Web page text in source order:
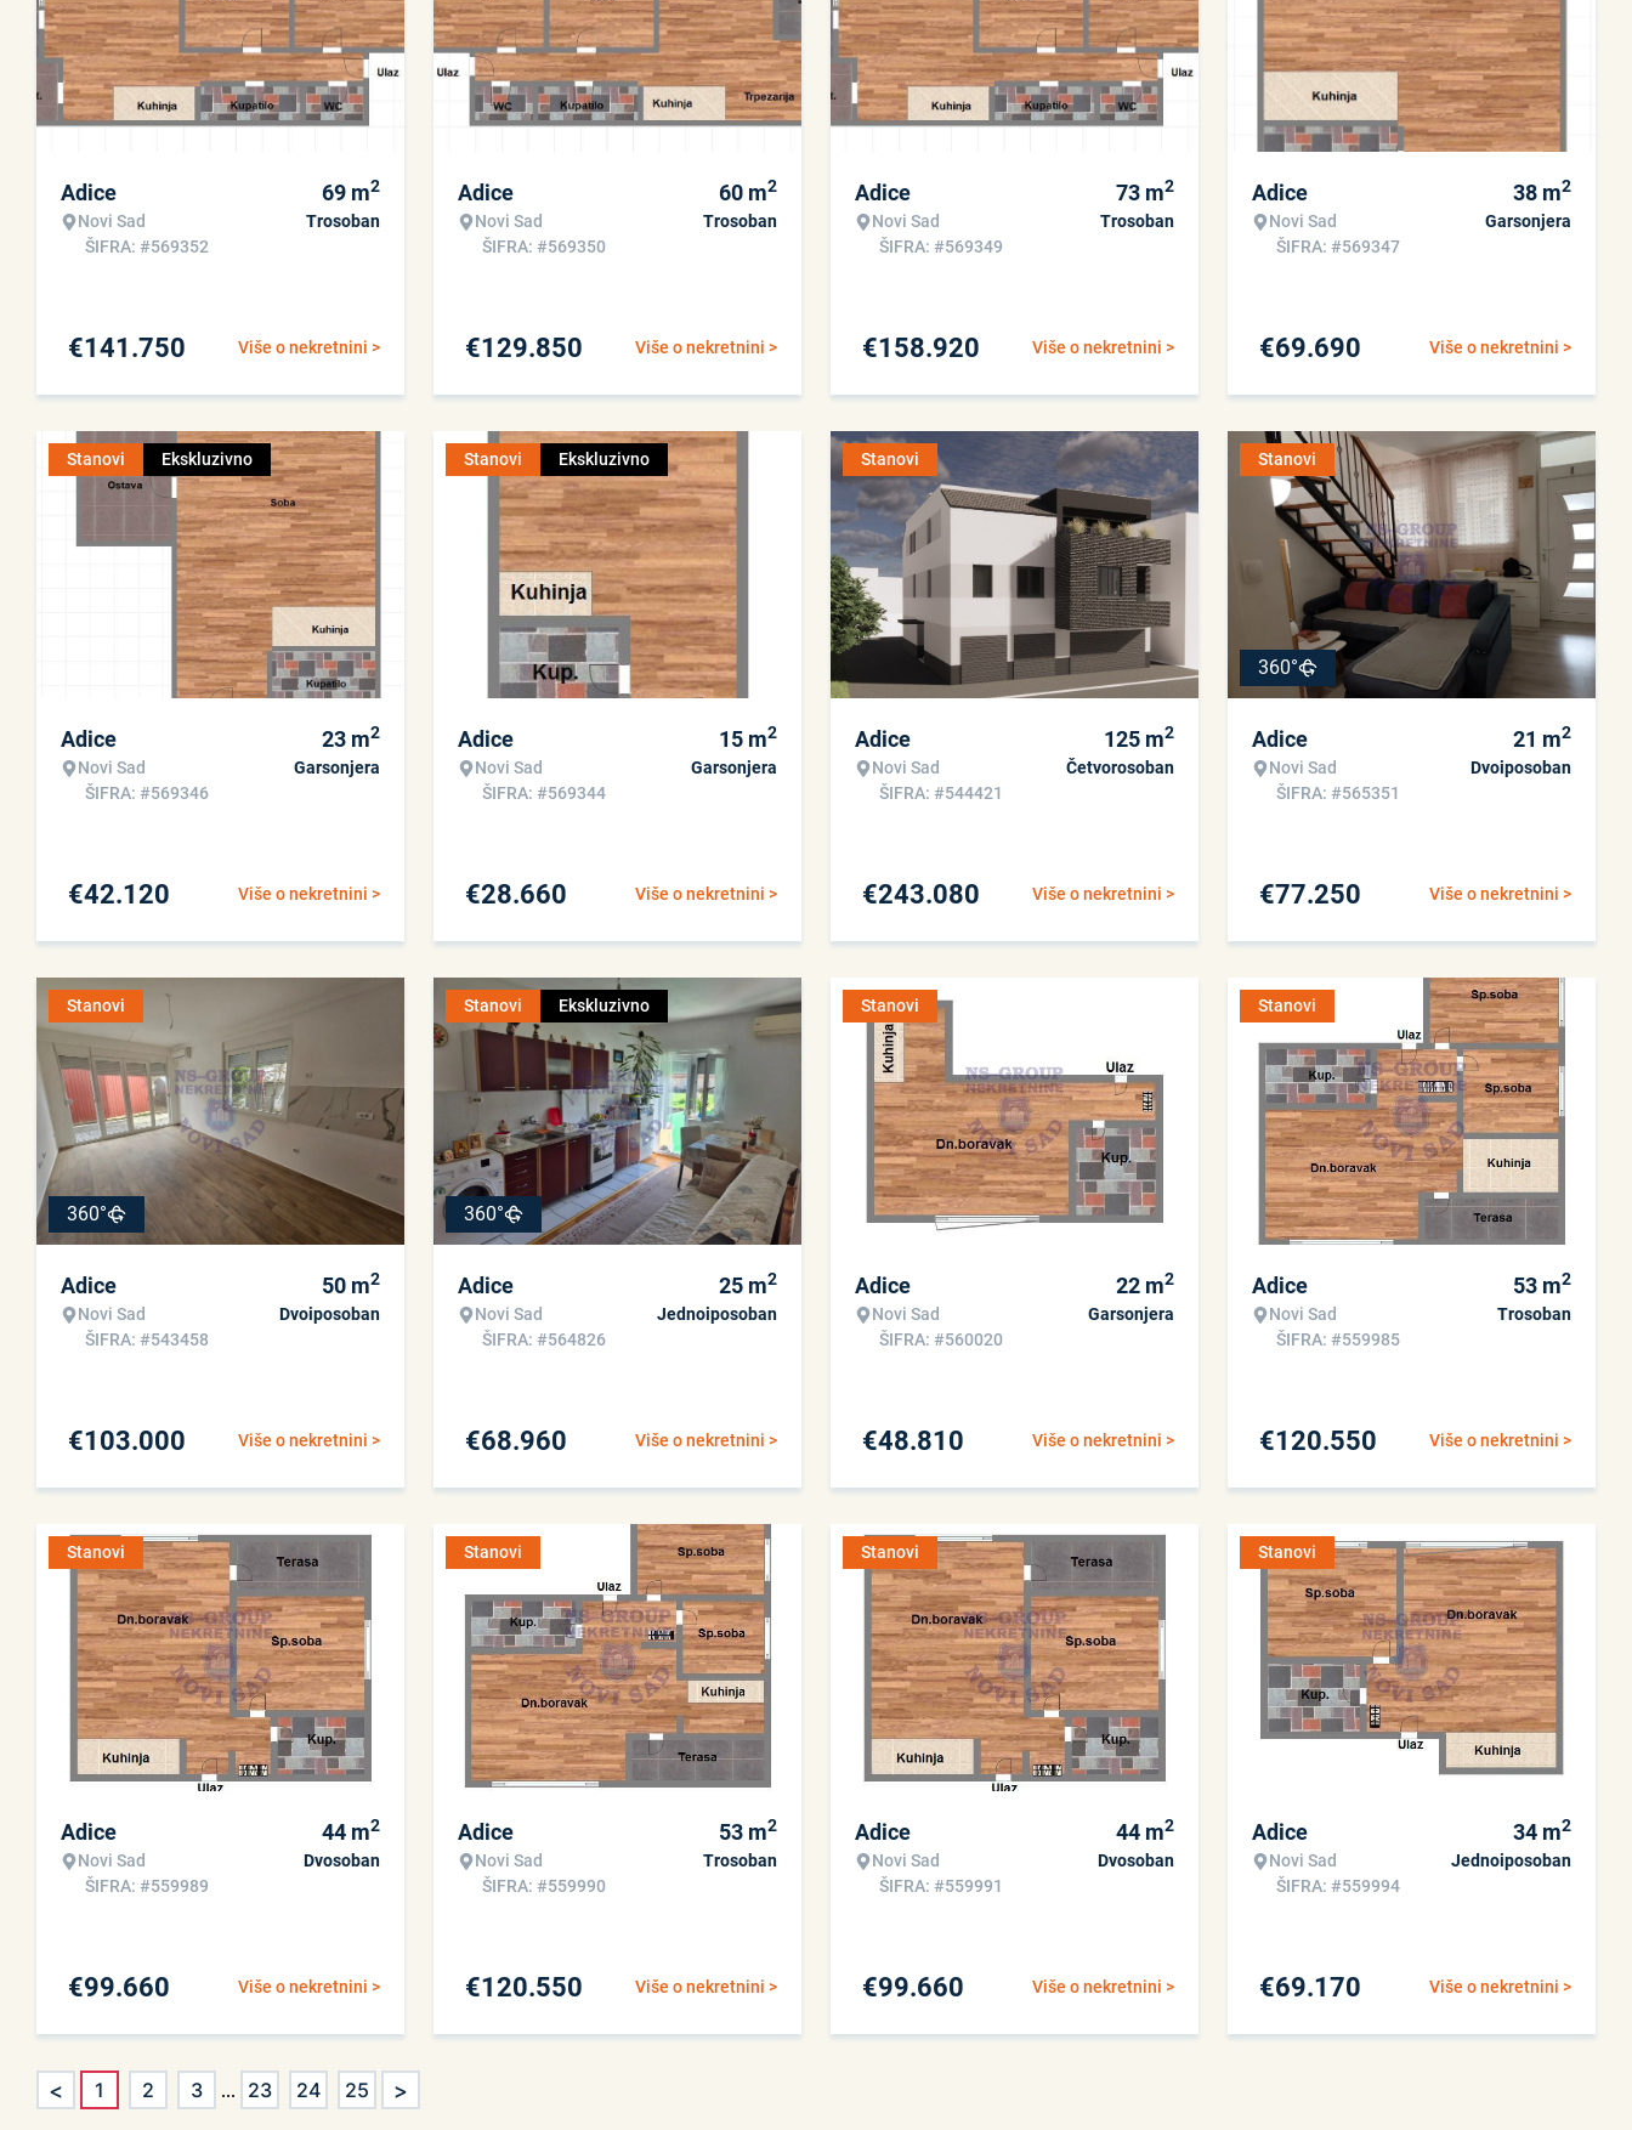
Adice
Novi Sad
ŠIFRA: #569352
69 m2
Trosoban
Više o nekretnini >
€141.750
Adice
Novi Sad
ŠIFRA: #569350
60 m2
Trosoban
Više o nekretnini >
€129.850
Adice
Novi Sad
ŠIFRA: #569349
73 m2
Trosoban
Više o nekretnini >
€158.920
Adice
Novi Sad
ŠIFRA: #569347
38 m2
Garsonjera
Više o nekretnini >
€69.690
Stanovi Ekskluzivno
Adice
Novi Sad
ŠIFRA: #569346
23 m2
Garsonjera
Više o nekretnini >
€42.120
Stanovi Ekskluzivno
Adice
Novi Sad
ŠIFRA: #569344
15 m2
Garsonjera
Više o nekretnini >
€28.660
Stanovi
Adice
Novi Sad
ŠIFRA: #544421
125 m2
Četvorosoban
Više o nekretnini >
€243.080
Stanovi
360°
Adice
Novi Sad
ŠIFRA: #565351
21 m2
Dvoiposoban
Više o nekretnini >
€77.250
Stanovi
360°
Adice
Novi Sad
ŠIFRA: #543458
50 m2
Dvoiposoban
Više o nekretnini >
€103.000
Stanovi Ekskluzivno
360°
Adice
Novi Sad
ŠIFRA: #564826
25 m2
Jednoiposoban
Više o nekretnini >
€68.960
Stanovi
Adice
Novi Sad
ŠIFRA: #560020
22 m2
Garsonjera
Više o nekretnini >
€48.810
Stanovi
Adice
Novi Sad
ŠIFRA: #559985
53 m2
Trosoban
Više o nekretnini >
€120.550
Stanovi
Adice
Novi Sad
ŠIFRA: #559989
44 m2
Dvosoban
Više o nekretnini >
€99.660
Stanovi
Adice
Novi Sad
ŠIFRA: #559990
53 m2
Trosoban
Više o nekretnini >
€120.550
Stanovi
Adice
Novi Sad
ŠIFRA: #559991
44 m2
Dvosoban
Više o nekretnini >
€99.660
Stanovi
Adice
Novi Sad
ŠIFRA: #559994
34 m2
Jednoiposoban
Više o nekretnini >
€69.170
< 1 2 3 ... 23 24 25 >